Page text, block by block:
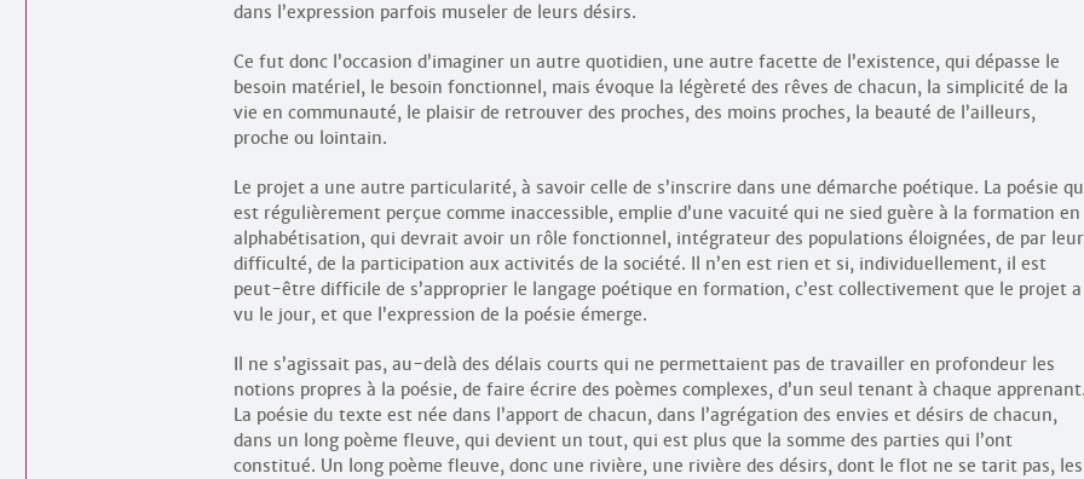
dans l’expression parfois museler de leurs désirs.
Ce fut donc l’occasion d’imaginer un autre quotidien, une autre facette de l’existence, qui dépasse le
besoin matériel, le besoin fonctionnel, mais évoque la légèreté des rêves de chacun, la simplicité de la
vie en communauté, le plaisir de retrouver des proches, des moins proches, la beauté de l’ailleurs,
proche ou lointain.
Le projet a une autre particularité, à savoir celle de s’inscrire dans une démarche poétique. La poésie
est régulièrement perçue comme inaccessible, emplie d’une vacuité qui ne sied guère à la formation en
alphabétisation, qui devrait avoir un rôle fonctionnel, intégrateur des populations éloignées, de par leur
difficulté, de la participation aux activités de la société. Il n’en est rien et si, individuellement, il est
peut-être difficile de s’approprier le langage poétique en formation, c’est collectivement que le projet a
vu le jour, et que l’expression de la poésie émerge.
Il ne s’agissait pas, au-delà des délais courts qui ne permettaient pas de travailler en profondeur les
notions propres à la poésie, de faire écrire des poèmes complexes, d’un seul tenant à chaque
La poésie du texte est née dans l’apport de chacun, dans l’agrégation des envies et désirs de chacun,
dans un long poème fleuve, qui devient un tout, qui est plus que la somme des parties qui l’ont
constitué. Un long poème fleuve, donc une rivière, une rivière des désirs, dont le flot ne se tarit pas, les